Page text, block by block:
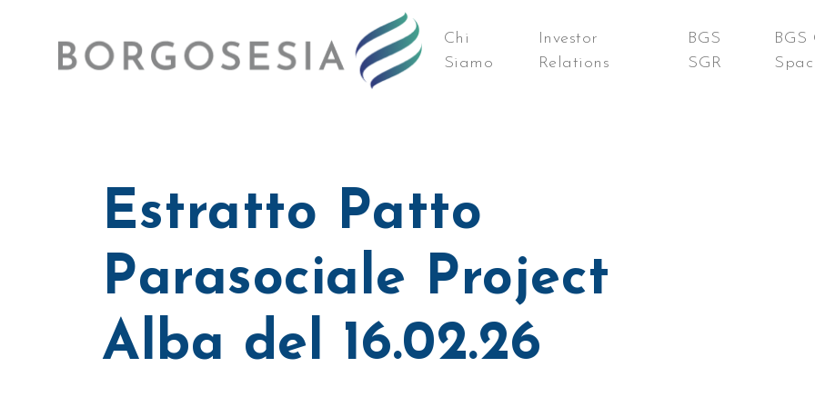
Chi
Siamo
Investor
Relations
BGS
SGR
BGS
Spac
Estratto Patto
Parasociale Project
Alba del 16.02.26